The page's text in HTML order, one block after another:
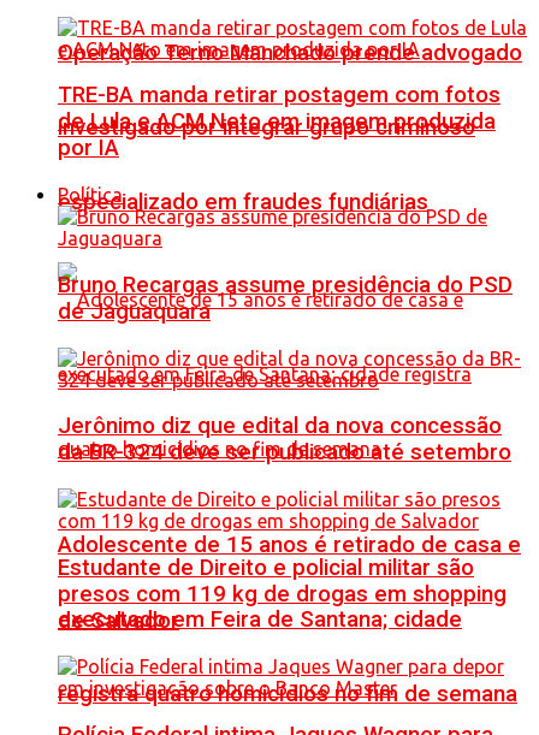
Operação Terno Manchado prende advogado
investigado por integrar grupo criminoso
especializado em fraudes fundiárias
Adolescente de 15 anos é retirado de casa e
executado em Feira de Santana; cidade
registra quatro homicídios no fim de semana
TRE-BA manda retirar postagem com fotos
de Lula e ACM Neto em imagem produzida
por IA
Política
Bruno Recargas assume presidência do PSD
de Jaguaquara
Jerônimo diz que edital da nova concessão
da BR-324 deve ser publicado até setembro
Estudante de Direito e policial militar são
presos com 119 kg de drogas em shopping
de Salvador